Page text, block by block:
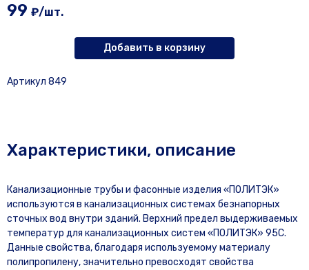
99 ₽/шт.
Добавить в корзину
Артикул 849
Характеристики, описание
Канализационные трубы и фасонные изделия «ПОЛИТЭК»
используются в канализационных системах безнапорных
сточных вод внутри зданий. Верхний предел выдерживаемых
температур для канализационных систем «ПОЛИТЭК» 95С.
Данные свойства, благодаря используемому материалу
полипропилену, значительно превосходят свойства